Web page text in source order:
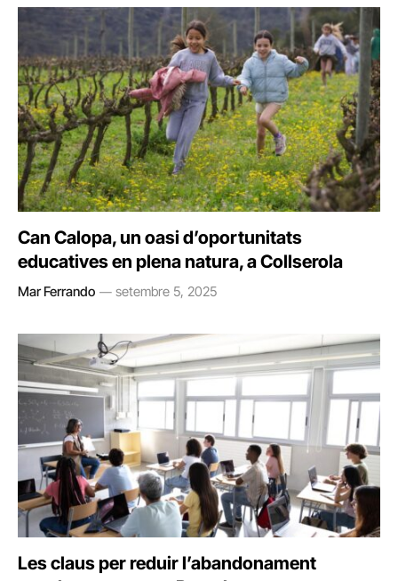
Can Calopa, un oasi d’oportunitats
educatives en plena natura, a Collserola
Mar Ferrando setembre 5, 2025
Les claus per reduir l’abandonament